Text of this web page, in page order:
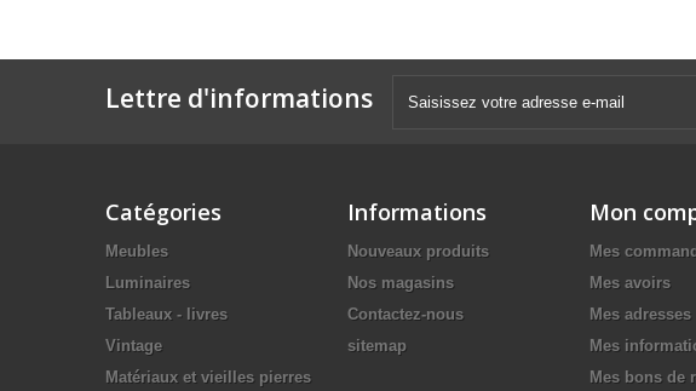
Lettre d'informations
Catégories
Meubles
Luminaires
Tableaux - livres
Vintage
Matériaux et vieilles pierres
Informations
Nouveaux produits
Nos magasins
Contactez-nous
sitemap
Mon
Mes
Mes avoirs
Mes adresses
Mes
Mes bons de